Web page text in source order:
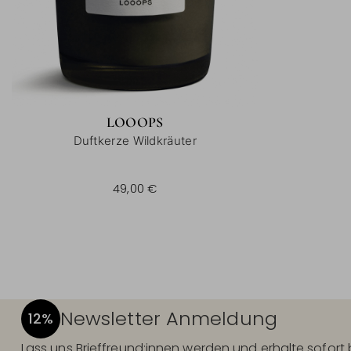
LOOOPS
Duftkerze Wildkräuter
49,00 €
12% Newsletter Anmeldung